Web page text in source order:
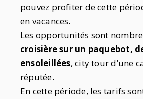
pouvez profiter de cette
en vacances.
Les opportunités sont
croisière sur un paquebot,
ensoleillées, city tour d’une
réputée.
En cette période, les tarifs